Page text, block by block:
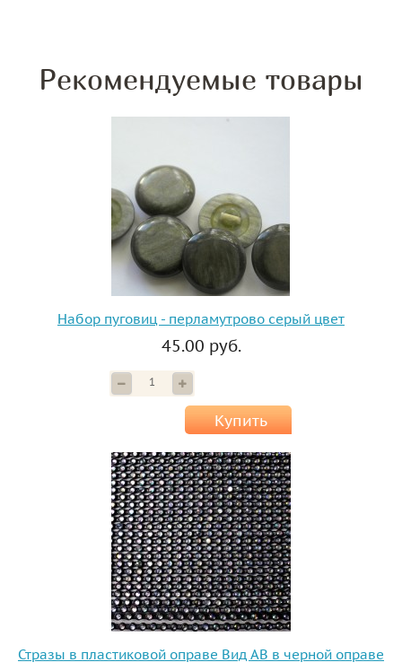
Рекомендуемые товары
Набор пуговиц - перламутрово серый цвет
45.00 руб.
Купить
Стразы в пластиковой оправе Вид АВ в черной оправе